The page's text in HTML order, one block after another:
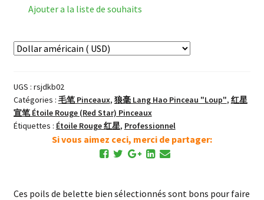
典
LangHao
Pinceau
Classique
Ajouter a la liste de souhaits
UGS : rsjdkb02
Catégories : 毛笔 Pinceaux, 狼毫 Lang Hao Pinceau "Loup", 红星
宣笔 Étoile Rouge (Red Star) Pinceaux
Étiquettes : Étoile Rouge 红星, Professionnel
Si vous aimez ceci, merci de partager:
Ces poils de belette bien sélectionnés sont bons pour faire